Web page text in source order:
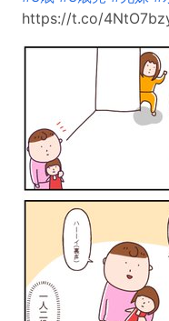
https://t.co/